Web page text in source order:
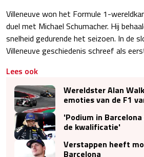
Villeneuve won het Formule 1-
duel met Michael Schumacher. Hij
snelheid gedurende het seizoen. In de
Villeneuve geschiedenis schreef als
Lees ook
Wereldster Alan
emoties van de F1
'Podium in
de kwalificatie'
Verstappen heeft
Barcelona